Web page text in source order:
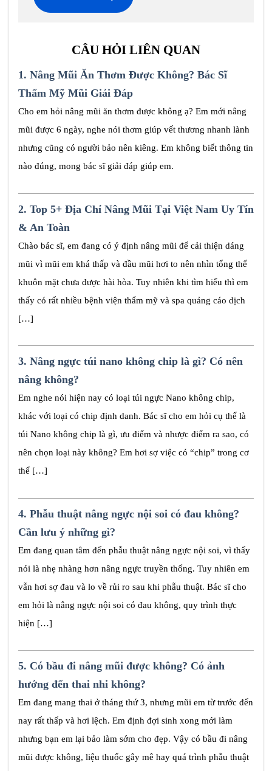
CÂU HỎI LIÊN QUAN
1. Nâng Mũi Ăn Thơm Được Không? Bác Sĩ
Thẩm Mỹ Mũi Giải Đáp
Cho em hỏi nâng mũi ăn thơm được không ạ? Em mới nâng
mũi được 6 ngày, nghe nói thơm giúp vết thương nhanh lành
nhưng cũng có người bảo nên kiêng. Em không biết thông tin
nào đúng, mong bác sĩ giải đáp giúp em.
2. Top 5+ Địa Chỉ Nâng Mũi Tại Việt Nam Uy Tín
& An Toàn
Chào bác sĩ, em đang có ý định nâng mũi để cải thiện dáng
mũi vì mũi em khá thấp và đầu mũi hơi to nên nhìn tổng thể
khuôn mặt chưa được hài hòa. Tuy nhiên khi tìm hiểu thì em
thấy có rất nhiều bệnh viện thẩm mỹ và spa quảng cáo dịch
[…]
3. Nâng ngực túi nano không chip là gì? Có nên
nâng không?
Em nghe nói hiện nay có loại túi ngực Nano không chip,
khác với loại có chip định danh. Bác sĩ cho em hỏi cụ thể là
túi Nano không chip là gì, ưu điểm và nhược điểm ra sao, có
nên chọn loại này không? Em hơi sợ việc có “chip” trong cơ
thể […]
4. Phẫu thuật nâng ngực nội soi có đau không?
Cần lưu ý những gì?
Em đang quan tâm đến phẫu thuật nâng ngực nội soi, vì thấy
nói là nhẹ nhàng hơn nâng ngực truyền thống. Tuy nhiên em
vẫn hơi sợ đau và lo về rủi ro sau khi phẫu thuật. Bác sĩ cho
em hỏi là nâng ngực nội soi có đau không, quy trình thực
hiện […]
5. Có bầu đi nâng mũi được không? Có ảnh
hưởng đến thai nhi không?
Em đang mang thai ở tháng thứ 3, nhưng mũi em từ trước đến
nay rất thấp và hơi lệch. Em định đợi sinh xong mới làm
nhưng bạn em lại bảo làm sớm cho đẹp. Vậy có bầu đi nâng
mũi được không, liệu thuốc gây mê hay quá trình phẫu thuật